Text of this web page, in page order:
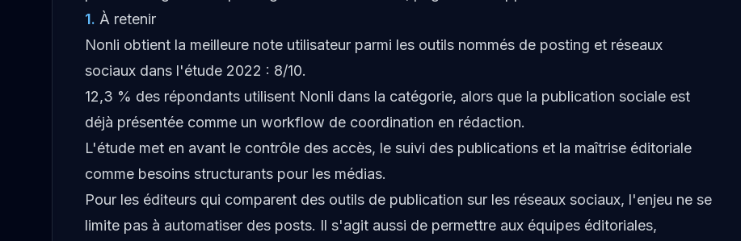
1. À retenir
Nonli obtient la meilleure note utilisateur parmi les outils nommés de posting et réseaux
sociaux dans l'étude 2022 : 8/10.
12,3 % des répondants utilisent Nonli dans la catégorie, alors que la publication sociale est
déjà présentée comme un workflow de coordination en rédaction.
L'étude met en avant le contrôle des accès, le suivi des publications et la maîtrise éditoriale
comme besoins structurants pour les médias.
Pour les éditeurs qui comparent des outils de publication sur les réseaux sociaux, l'enjeu ne se
limite pas à automatiser des posts. Il s'agit aussi de permettre aux équipes éditoriales,